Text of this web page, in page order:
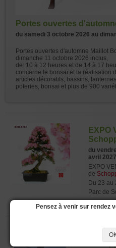
Portes ouvertes
du samedi 3 octobre 2026 au
Portes ouvertes d'automne Maillot
dimanche 11 octobre 2026 inclus,
de: 10 à 12 heures et de 14 à 17
concerne le bonsaï et la réalisation
articles décoratifs, bassins,
poteries, bonsaï et plus de 900
EXPO
du
avril 2027
EXPO
de
Du 23 au
Parc de
EXPO
Pensez à venir sur rendez